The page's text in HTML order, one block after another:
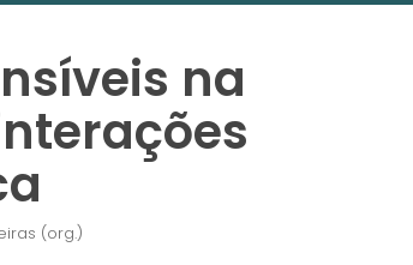
na
(org.)